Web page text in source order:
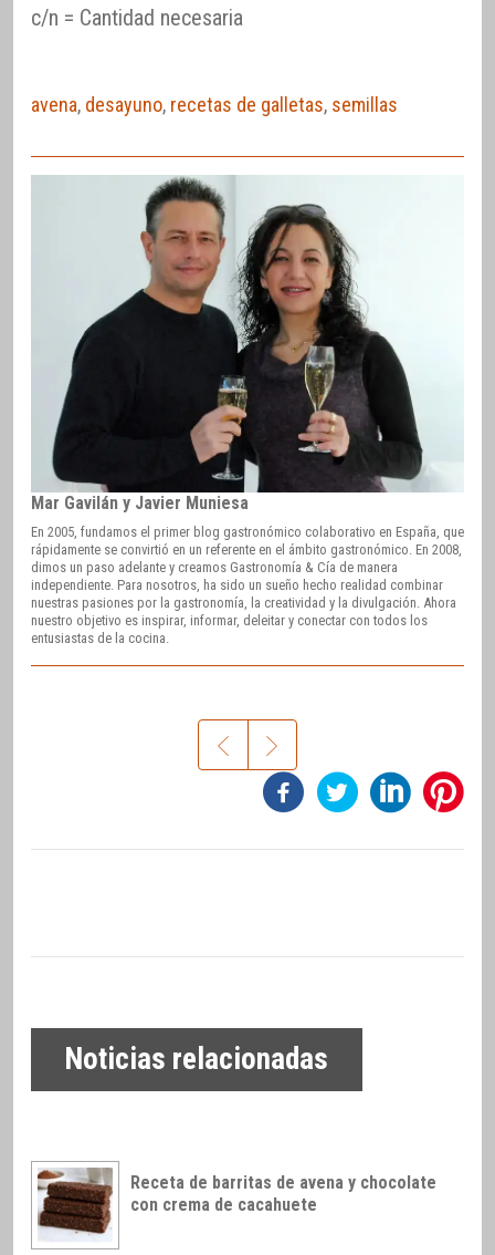
c/n = Cantidad necesaria
avena, desayuno, recetas de galletas, semillas
Mar Gavilán y Javier Muniesa
En 2005, fundamos el primer blog gastronómico colaborativo en España, que
rápidamente se convirtió en un referente en el ámbito gastronómico. En 2008,
dimos un paso adelante y creamos Gastronomía & Cía de manera
independiente. Para nosotros, ha sido un sueño hecho realidad combinar
nuestras pasiones por la gastronomía, la creatividad y la divulgación. Ahora
nuestro objetivo es inspirar, informar, deleitar y conectar con todos los
entusiastas de la cocina.
Noticias relacionadas
Receta de barritas de avena y chocolate
con crema de cacahuete